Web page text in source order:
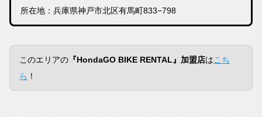
所在地：兵庫県神戸市北区有馬町833−798
このエリアの 『HondaGO BIKE RENTAL』加盟店はこち
ら ！